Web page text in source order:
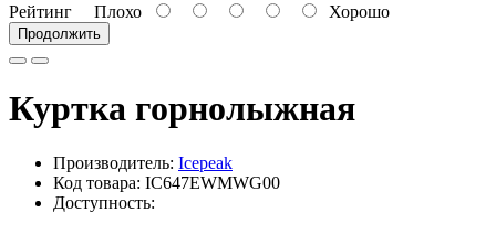
Рейтинг Плохо Хорошо
Продолжить
Куртка горнолыжная
Производитель: Icepeak
Код товара: IC647EWMWG00
Доступность: